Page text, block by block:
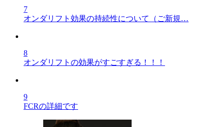
7
オンダリフト効果の持続性について（ご新規…
8
オンダリフトの効果がすごすぎる！！！
9
FCRの詳細です